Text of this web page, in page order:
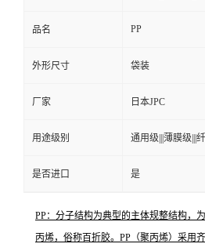
品名 PP
外形尺寸 袋装
厂家 日本JPC
用途级别 通用级|||薄膜级|||
是否进口 是
PP：分子结构为典型的主体规整结构，
丙烯，俗称百折胶。PP（聚丙烯）采用